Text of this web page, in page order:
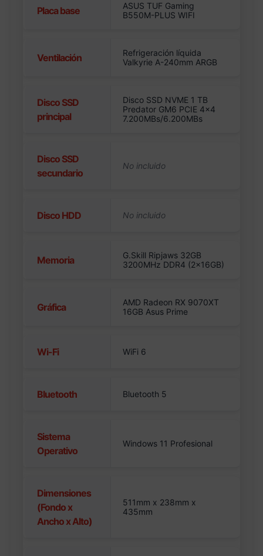
Placa base
ASUS TUF Gaming
B550M-PLUS WIFI
Ventilación
Refrigeración líquida
Valkyrie A-240mm ARGB
Disco SSD
principal
Disco SSD NVME 1 TB
Predator GM6 PCIE 4×4
7.200MBs/6.200MBs
Disco SSD
secundario
Disco HDD
Memoria
G.Skill Ripjaws 32GB
3200MHz DDR4 (2x16GB)
Gráfica
AMD Radeon RX 9070XT
16GB Asus Prime
Wi-Fi WiFi 6
Bluetooth Bluetooth 5
Sistema
Operativo
Windows 11 Profesional
Dimensiones
(Fondo x
Ancho x Alto)
511mm x 238mm x
435mm